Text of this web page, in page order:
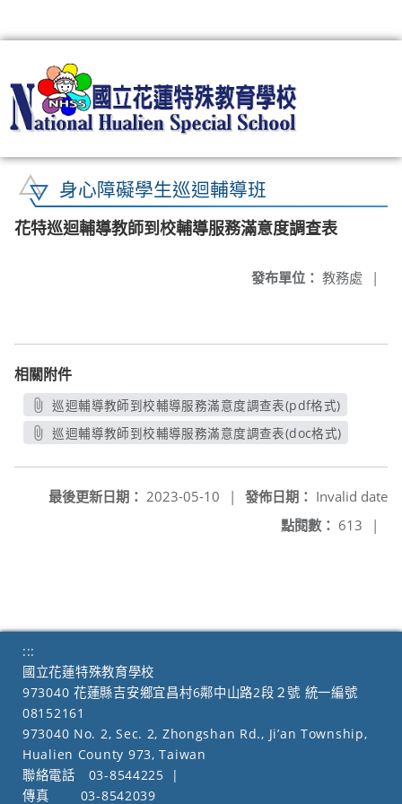
身心障礙學生巡迴輔導班
花特巡迴輔導教師到校輔導服務滿意度調查表
發布單位： 教務處 |
相關附件
巡迴輔導教師到校輔導服務滿意度調查表(pdf格式)
另開新視窗
巡迴輔導教師到校輔導服務滿意度調查表(doc格式)
發佈日期： Invalid date
最後更新日期： 2023-05-10
|
點閱數： 613 |
:::
國立花蓮特殊教育學校
973040 花蓮縣吉安鄉宜昌村6鄰中山路2段２號 統一編號
08152161
973040 No. 2, Sec. 2, Zhongshan Rd., Ji’an Township,
Hualien County 973, Taiwan
聯絡電話
03-8544225
|
傳真
03-8542039